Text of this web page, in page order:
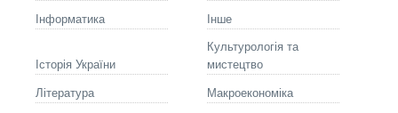
Інформатика Інше
Історія України
Культурологія та
мистецтво
Літературa Макроекономіка